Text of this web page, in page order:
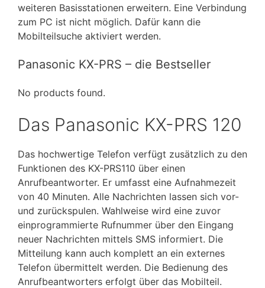
weiteren Basisstationen erweitern. Eine Verbindung
zum PC ist nicht möglich. Dafür kann die
Mobilteilsuche aktiviert werden.
Panasonic KX-PRS – die Bestseller
No products found.
Das Panasonic KX-PRS 120
Das hochwertige Telefon verfügt zusätzlich zu den
Funktionen des KX-PRS110 über einen
Anrufbeantworter. Er umfasst eine Aufnahmezeit
von 40 Minuten. Alle Nachrichten lassen sich vor-
und zurückspulen. Wahlweise wird eine zuvor
einprogrammierte Rufnummer über den Eingang
neuer Nachrichten mittels SMS informiert. Die
Mitteilung kann auch komplett an ein externes
Telefon übermittelt werden. Die Bedienung des
Anrufbeantworters erfolgt über das Mobilteil.